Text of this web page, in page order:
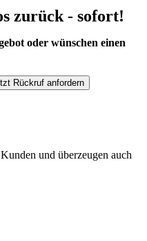
zurück - sofort!
oder wünschen einen
Kunden und überzeugen auch